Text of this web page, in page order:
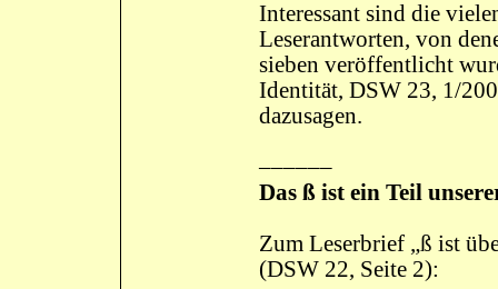
Interessant sind die
Leserantworten, von
sieben veröffentlicht
Identität, DSW 23, 1/
dazusagen.
––––––
Das ß ist ein Teil
Zum Leserbrief „ß ist
(DSW 22, Seite 2):